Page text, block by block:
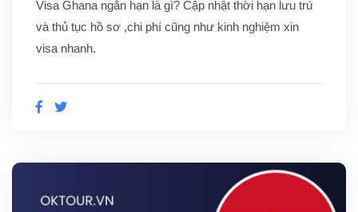
Visa Ghana ngắn hạn là gì? Cập nhật thời hạn lưu trú
và thủ tục hồ sơ ,chi phí cũng như kinh nghiệm xin
visa nhanh.